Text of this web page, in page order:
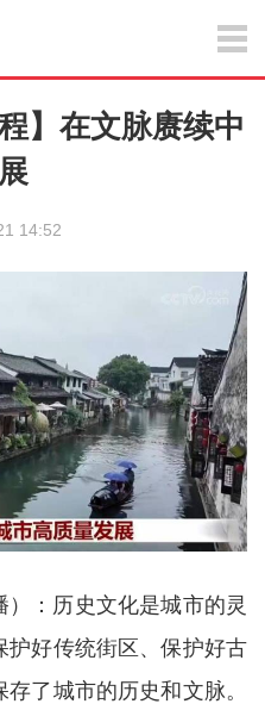
】在文脉赓续中
14:52
）：历史文化是城市的灵
护好传统街区、保护好古
了城市的历史和文脉。